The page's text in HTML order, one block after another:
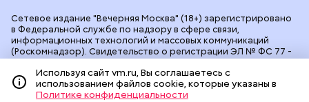
Сетевое издание "Вечерняя Москва" (18+) зарегистрировано
в Федеральной службе по надзору в сфере связи,
информационных технологий и массовых коммуникаций
(Роскомнадзор). Свидетельство о регистрации ЭЛ № ФС 77 -
90524 от 09.12.2025. Учредитель: АО "Редакция газеты
"Вечерняя Москва". Главный редакторvm.ru: Александр
Геннадьевич Глуходедов. Адрес редакции: 127015, г.Москва,
Бумажный пр-д, д. 14, стр. 2. Телефон:+7(499)557-04-24
Используя сайт vm.ru, Вы соглашаетесь с
использованием файлов cookie, которые указаны в
Политике конфиденциальности